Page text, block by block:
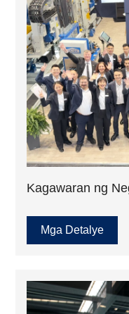
Kagawaran ng
Mga Detalye